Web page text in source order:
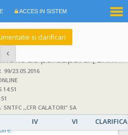
ACCES IN SISTEM
si clarificari
de participare:[CN1092771] -
99/23.05.2016
14:51
,,CFR CALATORI" SA
IV VI